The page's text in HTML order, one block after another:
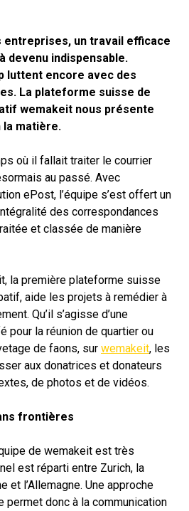
entreprises, un travail efficace
devenu indispensable.
luttent encore avec des
La plateforme suisse de
wemakeit nous présente
la matière.
où il fallait traiter le courrier
au passé. Avec
ePost, l’équipe s’est offert un
des correspondances
et classée de manière
la première plateforme suisse
aide les projets à remédier à
Qu’il s’agisse d’une
pour la réunion de quartier ou
de faons, sur wemakeit, les
aux donatrices et donateurs
de photos et de vidéos.
frontières
de wemakeit est très
est réparti entre Zurich, la
et l’Allemagne. Une approche
permet donc à la communication